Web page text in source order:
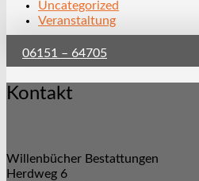
Uncategorized
Veranstaltung
06151 – 64705
Kontakt
Willenbücher Bestattungen
Herdweg 6